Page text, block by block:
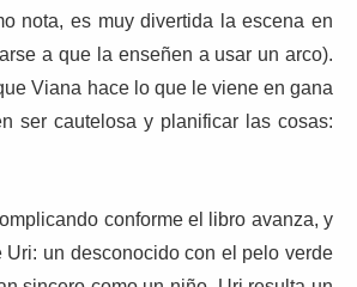
nota, es muy divertida la escena en
a que la enseñen a usar un arco).
Viana hace lo que le viene en gana
ser cautelosa y planificar las cosas:
conforme el libro avanza, y
Uri: un desconocido con el pelo verde